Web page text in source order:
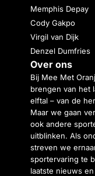
Memphis Depay
Cody Gakpo
Virgil van Dijk
Denzel Dumfries
Over ons
Bij Mee Met
brengen van het
elftal – van de
Maar we gaan
ook andere
uitblinken. Als
streven we
sportervaring te
laatste nieuws